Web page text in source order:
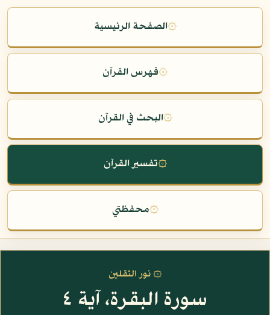
۞الصفحة الرئيسية
۞فهرس القرآن
۞البحث في القرآن
۞تفسير القرآن
۞محفظتي
۞ نور الثقلين
سورة البقرة، آية ٤